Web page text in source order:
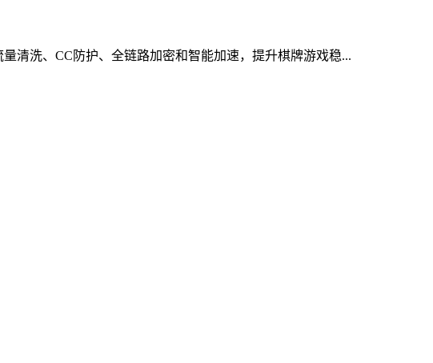
清洗、CC防护、全链路加密和智能加速，提升棋牌游戏稳...